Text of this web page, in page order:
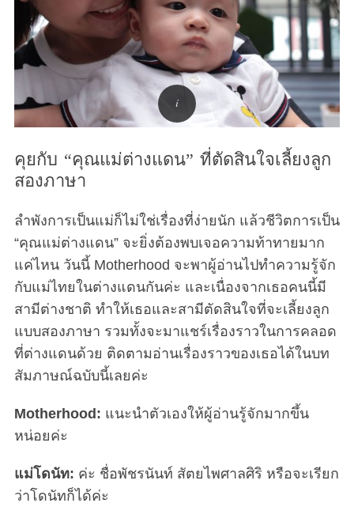
คุยกับ “คุณแม่ต่างแดน” ที่ตัดสินใจเลี้ยงลูก
สองภาษา
ลำพังการเป็นแม่ก็ไม่ใช่เรื่องที่ง่ายนัก แล้วชีวิตการเป็น
“คุณแม่ต่างแดน” จะยิ่งต้องพบเจอความท้าทายมาก
แค่ไหน วันนี้ Motherhood จะพาผู้อ่านไปทำความรู้จัก
กับแม่ไทยในต่างแดนกันค่ะ และเนื่องจากเธอคนนี้มี
สามีต่างชาติ ทำให้เธอและสามีตัดสินใจที่จะเลี้ยงลูก
แบบสองภาษา รวมทั้งจะมาแชร์เรื่องราวในการคลอด
ที่ต่างแดนด้วย ติดตามอ่านเรื่องราวของเธอได้ในบท
สัมภาษณ์ฉบับนี้เลยค่ะ
Motherhood: แนะนำตัวเองให้ผู้อ่านรู้จักมากขึ้น
หน่อยค่ะ
แม่โดนัท: ค่ะ ชื่อพัชรนันท์ สัตยไพศาลศิริ หรือจะเรียก
ว่าโดนัทก็ได้ค่ะ